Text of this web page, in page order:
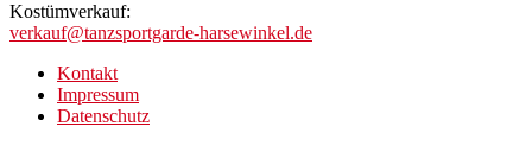
Kostümverkauf:
verkauf@tanzsportgarde-harsewinkel.de
Kontakt
Impressum
Datenschutz